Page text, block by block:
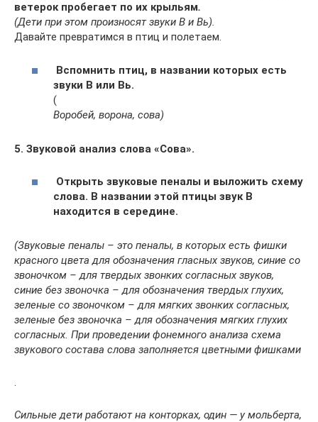
ветерок пробегает по их крыльям.
(Дети при этом произносят звуки В и Вь).
Давайте превратимся в птиц и полетаем.
Вспомнить птиц, в названии которых есть
звуки В или Вь.
(
Воробей, ворона, сова)
5. Звуковой анализ слова «Сова».
Открыть звуковые пеналы и выложить схему
слова. В названии этой птицы звук В
находится в середине.
(Звуковые пеналы – это пеналы, в которых есть фишки
красного цвета для обозначения гласных звуков, синие со
звоночком – для твердых звонких согласных звуков,
синие без звоночка – для обозначения твердых глухих,
зеленые со звоночком – для мягких звонких согласных,
зеленые без звоночка – для обозначения мягких глухих
согласных. При проведении фонемного анализа схема
звукового состава слова заполняется цветными фишками
.
Сильные дети работают на конторках, один — у мольберта,